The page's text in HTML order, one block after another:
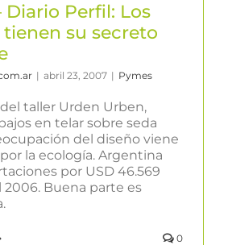
Diario Perfil: Los
su secreto
| abril 23, 2007 | Pymes
taller Urden Urben,
en telar sobre seda
del diseño viene
la ecología. Argentina
por USD 46.569
2006. Buena parte es
0